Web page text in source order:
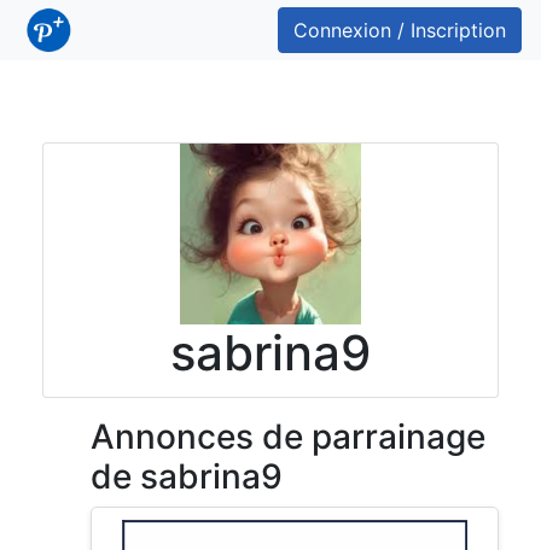
Connexion / Inscription
sabrina9
Annonces de parrainage
de sabrina9